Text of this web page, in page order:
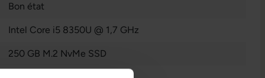
Bon état
Intel Core i5 8350U @ 1,7 GHz
250 GB M.2 NvMe SSD